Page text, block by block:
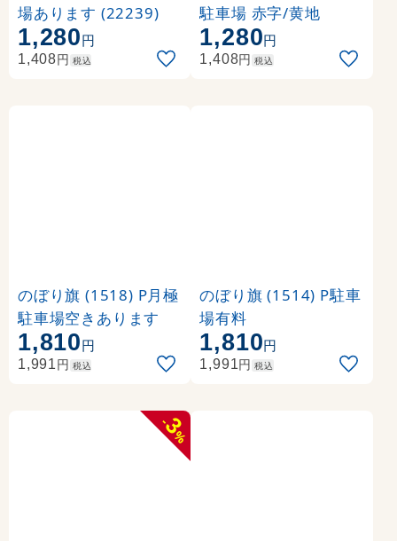
場あります (22239)
1,280円
1,408円 税込
駐車場 赤字/黄地
1,280円
1,408円 税込
のぼり旗 (1518) P月極
駐車場空きあります
1,810円
1,991円 税込
のぼり旗 (1514) P駐車
場有料
1,810円
1,991円 税込
-
3
%